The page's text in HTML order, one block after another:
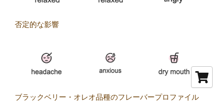
否定的な影響
ブラックベリー・オレオ品種のフレーバープロファイル